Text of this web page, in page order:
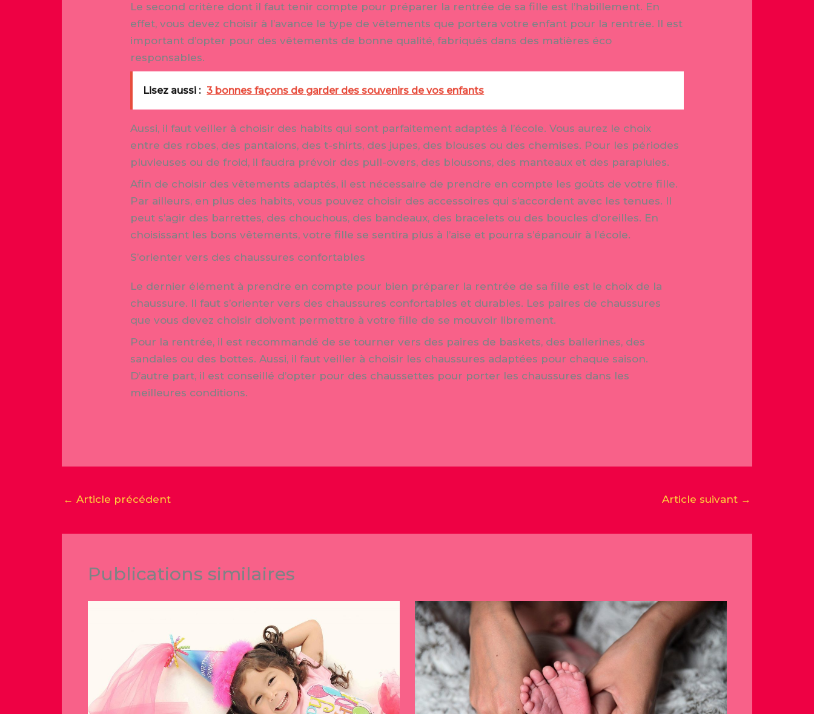
Le second critère dont il faut tenir compte pour préparer la rentrée de sa fille est l’habillement. En
effet, vous devez choisir à l’avance le type de vêtements que portera votre enfant pour la rentrée. Il est
important d’opter pour des vêtements de bonne qualité, fabriqués dans des matières éco
responsables.
Lisez aussi : 3 bonnes façons de garder des souvenirs de vos enfants
Aussi, il faut veiller à choisir des habits qui sont parfaitement adaptés à l’école. Vous aurez le choix
entre des robes, des pantalons, des t-shirts, des jupes, des blouses ou des chemises. Pour les périodes
pluvieuses ou de froid, il faudra prévoir des pull-overs, des blousons, des manteaux et des parapluies.
Afin de choisir des vêtements adaptés, il est nécessaire de prendre en compte les goûts de votre fille.
Par ailleurs, en plus des habits, vous pouvez choisir des accessoires qui s’accordent avec les tenues. Il
peut s’agir des barrettes, des chouchous, des bandeaux, des bracelets ou des boucles d’oreilles. En
choisissant les bons vêtements, votre fille se sentira plus à l’aise et pourra s’épanouir à l’école.
S’orienter vers des chaussures confortables
Le dernier élément à prendre en compte pour bien préparer la rentrée de sa fille est le choix de la
chaussure. Il faut s’orienter vers des chaussures confortables et durables. Les paires de chaussures
que vous devez choisir doivent permettre à votre fille de se mouvoir librement.
Pour la rentrée, il est recommandé de se tourner vers des paires de baskets, des ballerines, des
sandales ou des bottes. Aussi, il faut veiller à choisir les chaussures adaptées pour chaque saison.
D’autre part, il est conseillé d’opter pour des chaussettes pour porter les chaussures dans les
meilleures conditions.
← Article précédent Article suivant →
Publications similaires